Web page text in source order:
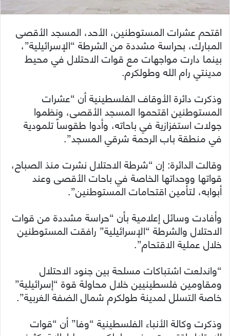
اقتحم عشرات المستوطنين، الأحد، المسجد الأقصى
المبارك، بحراسة مشددة من الشرطة “الإسرائيلية”،
بينما دارت مواجهات مع قوات الاحتلال في محيط
مدينتي رام الله وطولكرم.
وذكرت دائرة الأوقاف الفلسطينية أن “عشرات
المستوطنين اقتحموا المسجد الأقصى، ونظموا
جولات استفزازية في باحاته، وأدوا طقوساً تلمودية
في منطقة باب الرحمة شرقي المسجد”.
وقالت الدائرة: إن “شرطة الاحتلال نشرت منذ الصباح،
قواتها ووحداتها الخاصة في باحات الأقصى وعند
أبوابه، لتأمين اقتحامات المستوطنين”.
وأفادت وسائل إعلامية بأن “حراسة مشددة من قوات
الاحتلال والشرطة “الإسرائيلية” رافقت المستوطنين
خلال عملية الاقتحام”.
“واندلعت اشتباكات مسلحة بين جنود الاحتلال
ومقاومين فلسطينيين خلال محاولة قوة “إسرائيلية”
خاصة التسلل لمدينة طولكرم شمال الضفة الغربية”.
وذكرت وكالة الأنباء الفلسطينية “وفا” أن “قوات